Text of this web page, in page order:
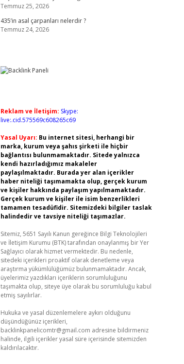
Temmuz 25, 2026
435’in asal çarpanları nelerdir ?
Temmuz 24, 2026
Reklam ve İletişim: Skype:
live:.cid.575569c608265c69
Yasal Uyarı: Bu internet sitesi, herhangi bir
marka, kurum veya şahıs şirketi ile hiçbir
bağlantısı bulunmamaktadır. Sitede yalnızca
kendi hazırladığımız makaleler
paylaşılmaktadır. Burada yer alan içerikler
haber niteliği taşımamakta olup, gerçek kurum
ve kişiler hakkında paylaşım yapılmamaktadır.
Gerçek kurum ve kişiler ile isim benzerlikleri
tamamen tesadüfidir. Sitemizdeki bilgiler taslak
halindedir ve tavsiye niteliği taşımazlar.
Sitemiz, 5651 Sayılı Kanun gereğince Bilgi Teknolojileri
ve İletişim Kurumu (BTK) tarafından onaylanmış bir Yer
Sağlayıcı olarak hizmet vermektedir. Bu nedenle,
sitedeki içerikleri proaktif olarak denetleme veya
araştırma yükümlülüğümüz bulunmamaktadır. Ancak,
üyelerimiz yazdıkları içeriklerin sorumluluğunu
taşımakta olup, siteye üye olarak bu sorumluluğu kabul
etmiş sayılırlar.
Hukuka ve yasal düzenlemelere aykırı olduğunu
düşündüğünüz içerikleri,
backlinkpanelicomtr@gmail.com adresine bildirmeniz
halinde, ilgili içerikler yasal süre içerisinde sitemizden
kaldırılacaktır.